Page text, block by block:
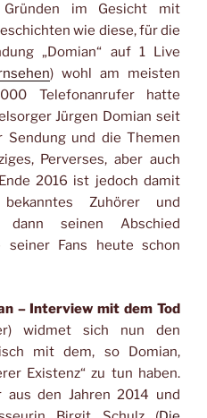
im Gesicht mit
wie diese, für die
„Domian“ auf 1 Live
) wohl am meisten
Telefonanrufer hatte
Jürgen Domian seit
und die Themen
Perverses, aber auch
2016 ist jedoch damit
bekanntes Zuhörer und
dann seinen Abschied
seiner Fans heute schon
– Interview mit dem Tod
widmet sich nun den
mit dem, so Domian,
Existenz“ zu tun haben.
aus den Jahren 2014 und